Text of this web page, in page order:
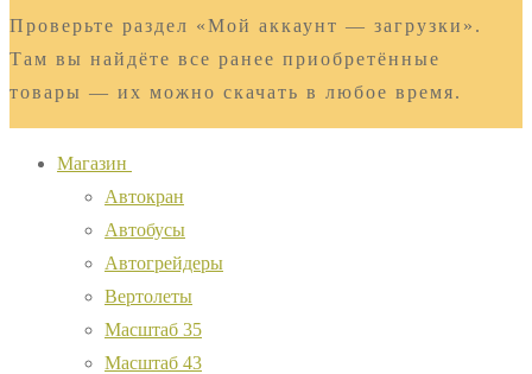
Проверьте раздел «Мой аккаунт — загрузки».
Там вы найдёте все ранее приобретённые
товары — их можно скачать в любое время.
Магазин
Автокран
Автобусы
Автогрейдеры
Вертолеты
Масштаб 35
Масштаб 43